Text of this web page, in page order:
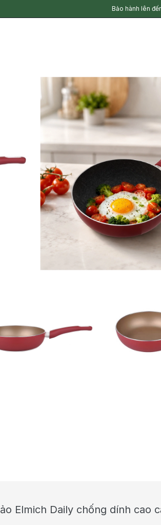
Bảo hành lên
Elmich Daily chống dính cao